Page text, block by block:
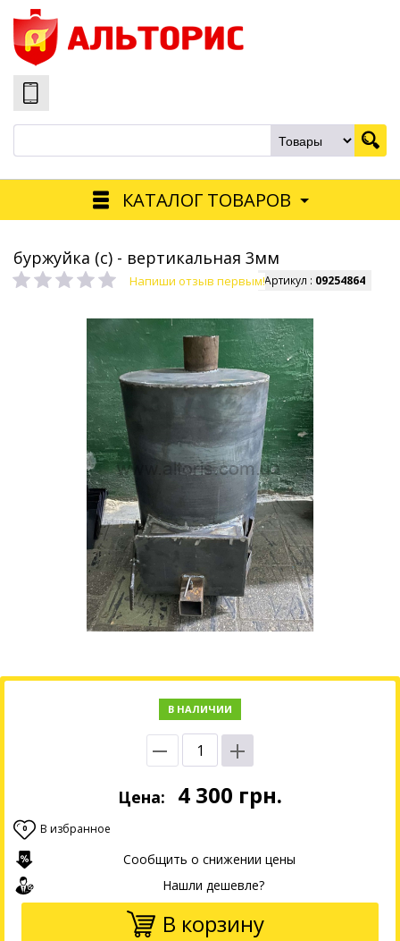
КАТАЛОГ ТОВАРОВ
буржуйка (с) - вертикальная 3мм
Напиши отзыв первым!Артикул : 09254864
В НАЛИЧИИ
Цена: 4 300 грн.
0 В избранное
Сообщить о снижении цены
Нашли дешевле?
В корзину